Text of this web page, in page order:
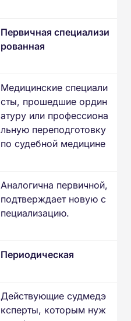
Первичная специализи
рованная
Медицинские специали
сты, прошедшие ордин
атуру или профессиона
льную переподготовку
по судебной медицине
Аналогична первичной,
подтверждает новую с
пециализацию.
Периодическая
Действующие судмедэ
ксперты, которым нуж